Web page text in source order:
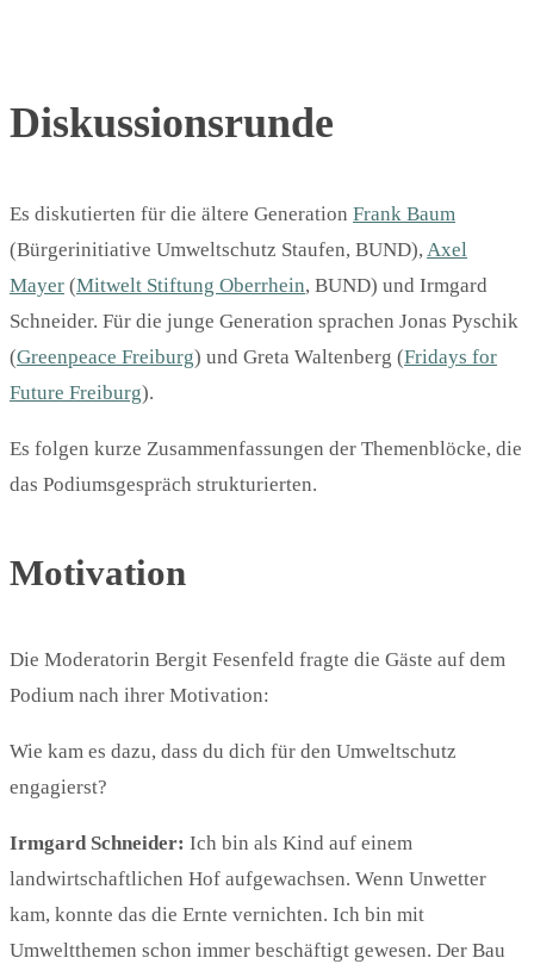
Diskussionsrunde
Es diskutierten für die ältere Generation Frank Baum
(Bürgerinitiative Umweltschutz Staufen, BUND), Axel
Mayer (Mitwelt Stiftung Oberrhein, BUND) und Irmgard
Schneider. Für die junge Generation sprachen Jonas Pyschik
(Greenpeace Freiburg) und Greta Waltenberg (Fridays for
Future Freiburg).
Es folgen kurze Zusammenfassungen der Themenblöcke, die
das Podiumsgespräch strukturierten.
Motivation
Die Moderatorin Bergit Fesenfeld fragte die Gäste auf dem
Podium nach ihrer Motivation:
Wie kam es dazu, dass du dich für den Umweltschutz
engagierst?
Irmgard Schneider: Ich bin als Kind auf einem
landwirtschaftlichen Hof aufgewachsen. Wenn Unwetter
kam, konnte das die Ernte vernichten. Ich bin mit
Umweltthemen schon immer beschäftigt gewesen. Der Bau